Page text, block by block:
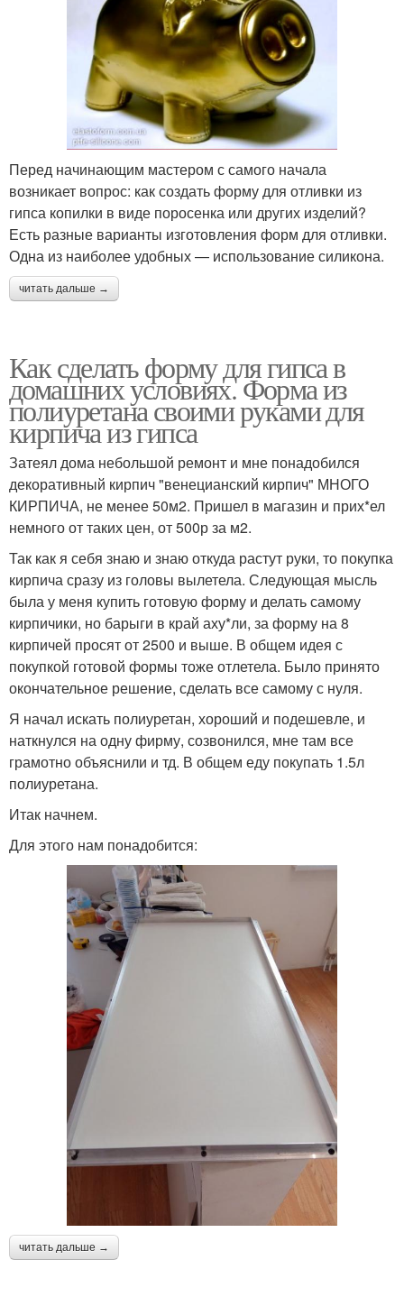
Перед начинающим мастером с самого начала
возникает вопрос: как создать форму для отливки из
гипса копилки в виде поросенка или других изделий?
Есть разные варианты изготовления форм для отливки.
Одна из наиболее удобных — использование силикона.
читать дальше →
Как сделать форму для гипса в
домашних условиях. Форма из
полиуретана своими руками для
кирпича из гипса
Затеял дома небольшой ремонт и мне понадобился
декоративный кирпич "венецианский кирпич" МНОГО
КИРПИЧА, не менее 50м2. Пришел в магазин и прих*ел
немного от таких цен, от 500р за м2.
Так как я себя знаю и знаю откуда растут руки, то покупка
кирпича сразу из головы вылетела. Следующая мысль
была у меня купить готовую форму и делать самому
кирпичики, но барыги в край аху*ли, за форму на 8
кирпичей просят от 2500 и выше. В общем идея с
покупкой готовой формы тоже отлетела. Было принято
окончательное решение, сделать все самому с нуля.
Я начал искать полиуретан, хороший и подешевле, и
наткнулся на одну фирму, созвонился, мне там все
грамотно объяснили и тд. В общем еду покупать 1.5л
полиуретана.
Итак начнем.
Для этого нам понадобится:
читать дальше →